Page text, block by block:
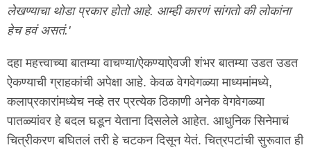
लेखण्याचा थोडा प्रकार होतो आहे. आम्ही कारणं सांगतो की लोकांना
हेच हवं असतं.'
दहा महत्त्वाच्या बातम्या वाचण्या/ऐकण्याऐवजी शंभर बातम्या उडत उडत
ऐकण्याची ग्राहकांची अपेक्षा आहे. केवळ वेगवेगळ्या माध्यमांमध्ये,
कलाप्रकारांमध्येच नव्हे तर प्रत्येक ठिकाणी अनेक वेगवेगळ्या
पातळ्यांवर हे बदल घडून येताना दिसलेले आहेत. आधुनिक सिनेमाचं
चित्रीकरण बघितलं तरी हे चटकन दिसून येतं. चित्रपटांची सुरूवात ही